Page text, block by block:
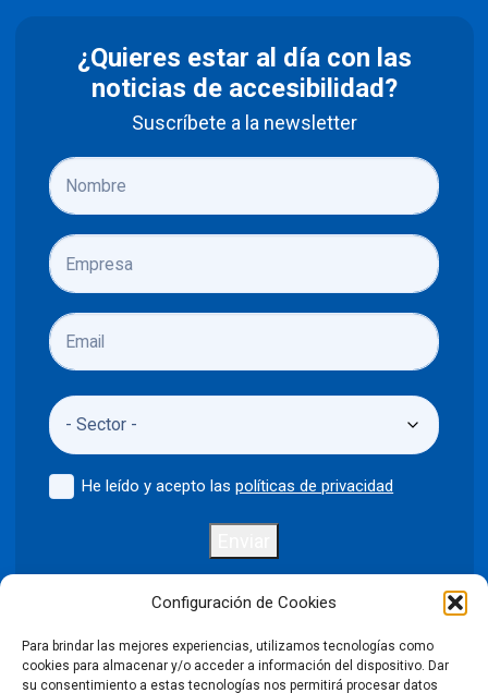
Configuración de Cookies
Para brindar las mejores experiencias, utilizamos tecnologías como
cookies para almacenar y/o acceder a información del dispositivo. Dar
su consentimiento a estas tecnologías nos permitirá procesar datos
¿Quieres estar al día con las
noticias de accesibilidad?
Suscríbete a la newsletter
He leído y acepto laspolíticas de privacidad
Política de privacidad Aviso legal